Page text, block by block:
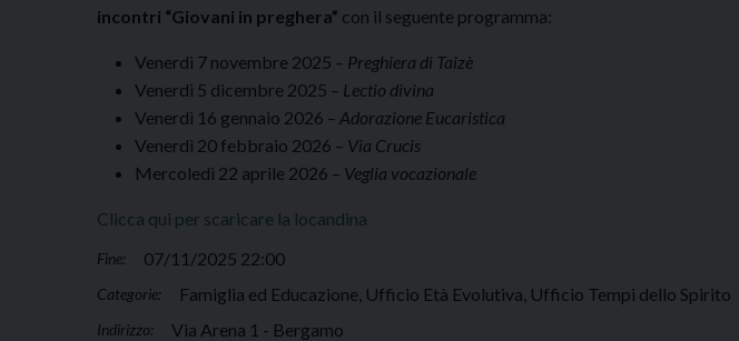
incontri “Giovani in preghera” con il seguente programma:
Venerdì 7 novembre 2025 – Preghiera di Taizè
Venerdì 5 dicembre 2025 – Lectio divina
Venerdì 16 gennaio 2026 – Adorazione Eucaristica
Venerdì 20 febbraio 2026 – Via Crucis
Mercoledì 22 aprile 2026 – Veglia vocazionale
Clicca qui per scaricare la locandina
Fine: 07/11/2025 22:00
Categorie: Famiglia ed Educazione, Ufficio Età Evolutiva, Ufficio Tempi dello Spirito
Indirizzo: Via Arena 1 - Bergamo